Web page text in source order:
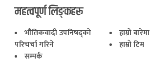
महत्वपूर्ण लिङ्कहरू
भाैतिकवादी उपनिषद्काे
परिचर्चा गरिने
हाम्राे बारेमा
हाम्राे टिम
सम्पर्क